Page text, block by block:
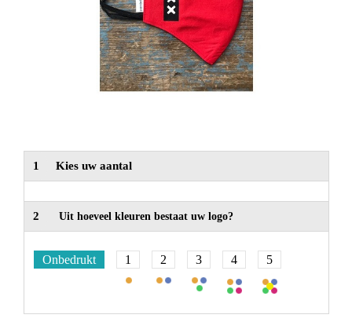
1 Kies uw aantal
2 Uit hoeveel kleuren bestaat uw logo?
Onbedrukt 1 2 3 4 5